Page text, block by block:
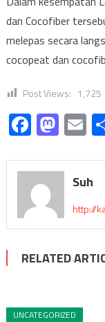
dan Cocofiber
melepas secara
cocopeat dan
Post Views: 1,725
Suh
http://
RELATED
UNCATEGORIZED